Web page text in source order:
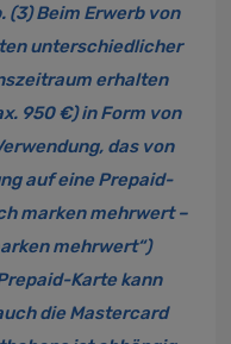
. (3) Beim Erwerb von
unterschiedlicher
erhalten
950 €) in Form von
das von
auf eine Prepaid-
marken mehrwert –
mehrwert“)
Karte kann
die Mastercard